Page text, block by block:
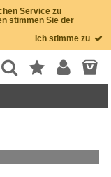
Service zu
stimmen Sie der
Ich stimme zu